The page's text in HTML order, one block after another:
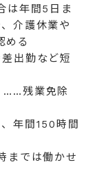
は年間5日ま
介護休業や
める
出勤など短
……残業免除
年間150時間
までは働かせ